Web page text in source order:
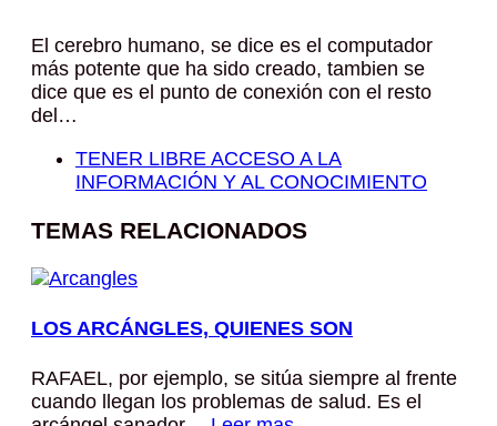
El cerebro humano, se dice es el computador
más potente que ha sido creado, tambien se
dice que es el punto de conexión con el resto
del…
TENER LIBRE ACCESO A LA
INFORMACIÓN Y AL CONOCIMIENTO
TEMAS RELACIONADOS
LOS ARCÁNGLES, QUIENES SON
RAFAEL, por ejemplo, se sitúa siempre al frente
cuando llegan los problemas de salud. Es el